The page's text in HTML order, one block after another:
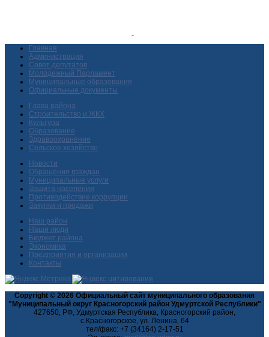
Главная
Администрация
Совет депутатов
Молодежный Парламент
Муниципальные образования
Официальные документы
Глава района
Строительство и ЖКХ
Культура
Образование
Здравоохранение
Сельское хозяйство
Новости
Обращения граждан
Муниципальные услуги
Защита населения
Противодействие коррупции
Закупки и продажи
Наш район
Наши люди
Бюджет района
Экономика
Предприятия и организации
Контакты
Copyright © 2026 Официальный сайт муниципального образования
"Муниципальный округ Красногорский район Удмуртской Республики"
427650, РФ, Удмуртская Республика, Красногорский район,
с.Красногорское, ул. Ленина, 64
тел/факс: +7 (34164) 2-17-51